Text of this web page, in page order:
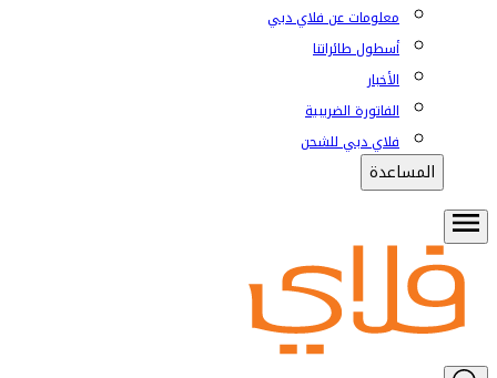
معلومات عن فلاي دبي
أسطول طائراتنا
الأخبار
الفاتورة الضريبية
فلاي دبي للشحن
المساعدة